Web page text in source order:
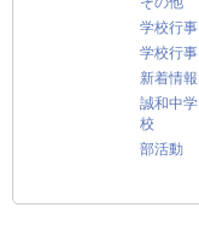
学校行事
学校行事
新着情報
誠和中学
校
部活動